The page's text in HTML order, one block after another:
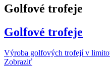
Golfové trofeje
Golfové trofeje
Výroba golfových trofejí v
Zobraziť